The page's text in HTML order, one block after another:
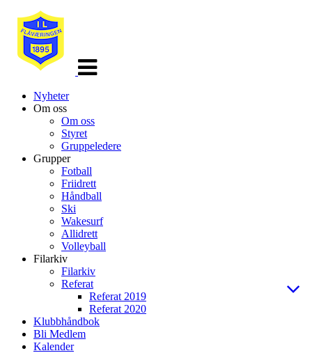
Nyheter
Om oss
Om oss
Styret
Gruppeledere
Grupper
Fotball
Friidrett
Håndball
Ski
Wakesurf
Allidrett
Volleyball
Filarkiv
Filarkiv
Referat
Referat 2019
Referat 2020
Klubbhåndbok
Bli Medlem
Kalender